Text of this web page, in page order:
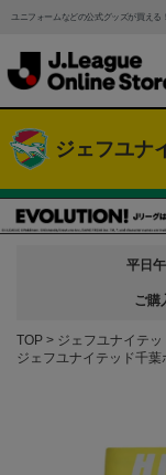
ユニフォームなどの公式グッズが買える！
ジェフユナ
平日
ご購
TOP ジェフユナイテッ
ジェフユナイテッド千葉